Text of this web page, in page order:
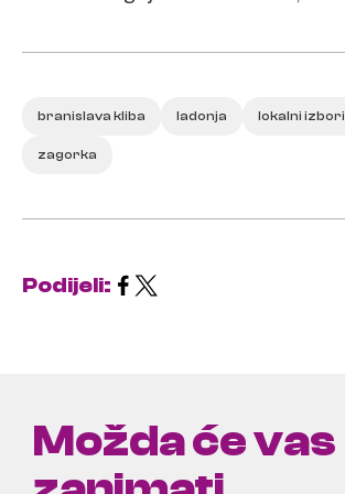
branislava kliba ladonja lokalni izbori
zagorka
Podijeli:
Možda će vas